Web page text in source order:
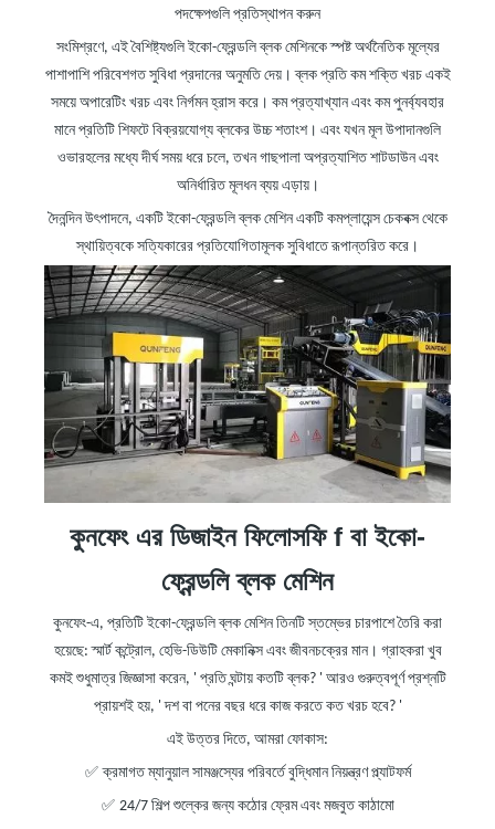
পদক্ষেপগুলি প্রতিস্থাপন করুন
সংমিশ্রণে, এই বৈশিষ্ট্যগুলি ইকো-ফ্রেন্ডলি ব্লক মেশিনকে স্পষ্ট অর্থনৈতিক মূল্যের
পাশাপাশি পরিবেশগত সুবিধা প্রদানের অনুমতি দেয়। ব্লক প্রতি কম শক্তি খরচ একই
সময়ে অপারেটিং খরচ এবং নির্গমন হ্রাস করে। কম প্রত্যাখ্যান এবং কম পুনর্ব্যবহার
মানে প্রতিটি শিফটে বিক্রয়যোগ্য ব্লকের উচ্চ শতাংশ। এবং যখন মূল উপাদানগুলি
ওভারহলের মধ্যে দীর্ঘ সময় ধরে চলে, তখন গাছপালা অপ্রত্যাশিত শাটডাউন এবং
অনির্ধারিত মূলধন ব্যয় এড়ায়।
দৈনন্দিন উৎপাদনে, একটি ইকো-ফ্রেন্ডলি ব্লক মেশিন একটি কমপ্লায়েন্স চেকবক্স থেকে
স্থায়িত্বকে সত্যিকারের প্রতিযোগিতামূলক সুবিধাতে রূপান্তরিত করে।
কুনফেং এর ডিজাইন ফিলোসফিf বা ইকো-
ফ্রেন্ডলি ব্লক মেশিন
কুনফেং-এ, প্রতিটি ইকো-ফ্রেন্ডলি ব্লক মেশিন তিনটি স্তম্ভের চারপাশে তৈরি করা
হয়েছে: স্মার্ট কন্ট্রোল, হেভি-ডিউটি ​​মেকানিক্স এবং জীবনচক্রের মান। গ্রাহকরা খুব
কমই শুধুমাত্র জিজ্ঞাসা করেন, ' প্রতি ঘন্টায় কতটি ব্লক? ' আরও গুরুত্বপূর্ণ প্রশ্নটি
প্রায়শই হয়, 'দশ বা পনের বছর ধরে কাজ করতে কত খরচ হবে? '
এই উত্তর দিতে, আমরা ফোকাস:
✅ক্রমাগত ম্যানুয়াল সামঞ্জস্যের পরিবর্তে বুদ্ধিমান নিয়ন্ত্রণ প্ল্যাটফর্ম
✅ 24/7 শিল্প শুল্কের জন্য কঠোর ফ্রেম এবং মজবুত কাঠামো